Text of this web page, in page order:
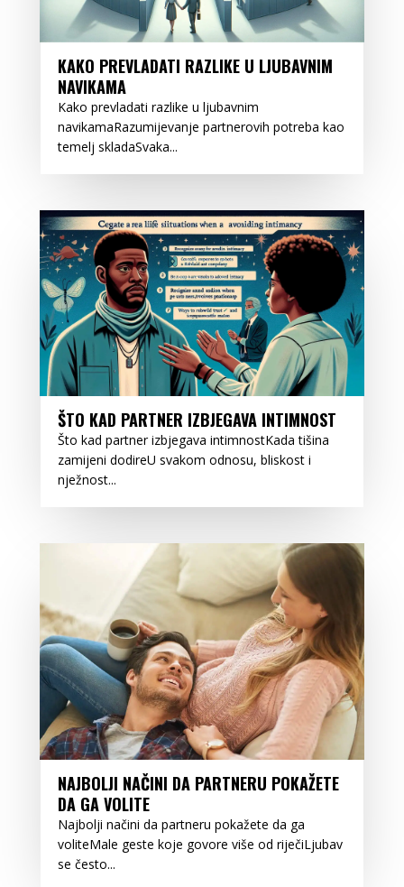
KAKO PREVLADATI RAZLIKE U LJUBAVNIM
NAVIKAMA
Kako prevladati razlike u ljubavnim
navikamaRazumijevanje partnerovih potreba kao
temelj skladaSvaka...
ŠTO KAD PARTNER IZBJEGAVA INTIMNOST
Što kad partner izbjegava intimnostKada tišina
zamijeni dodireU svakom odnosu, bliskost i
nježnost...
NAJBOLJI NAČINI DA PARTNERU POKAŽETE
DA GA VOLITE
Najbolji načini da partneru pokažete da ga
voliteMale geste koje govore više od riječiLjubav
se često...